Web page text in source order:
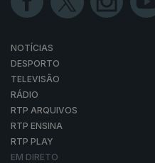
NOTÍCIAS
DESPORTO
TELEVISÃO
RÁDIO
RTP ARQUIVOS
RTP ENSINA
RTP PLAY
EM DIRETO